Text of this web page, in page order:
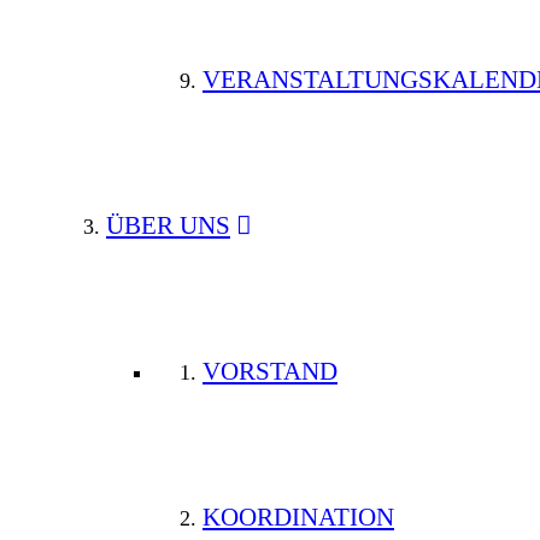
ÜBER UNS
VORSTAND
KOORDINATION